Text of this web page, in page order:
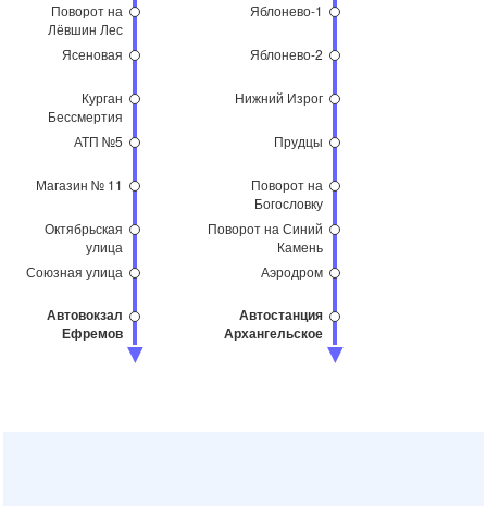
Поворот на
Лёвшин Лес
Ясеновая
Курган
Бессмертия
АТП №5
Магазин № 11
Октябрьская
улица
Союзная улица
Автовокзал
Ефремов
Яблонево-1
Яблонево-2
Нижний Изрог
Прудцы
Поворот на
Богословку
Поворот на Синий
Камень
Аэродром
Автостанция
Архангельское